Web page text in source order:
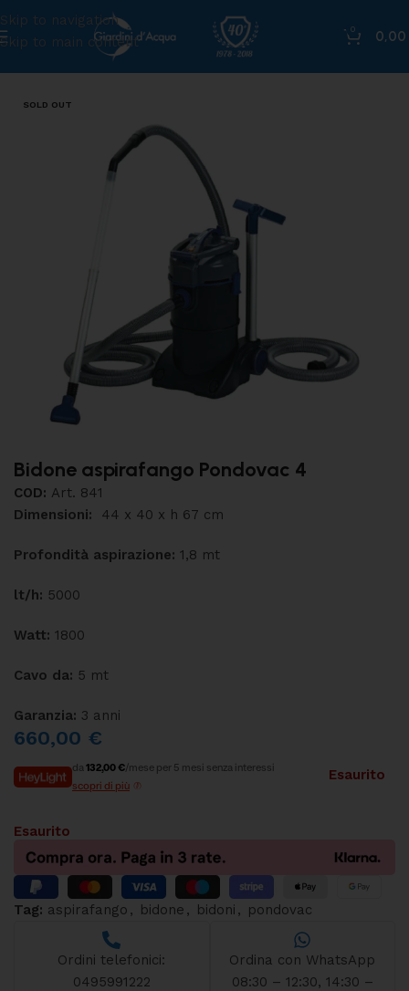
Skip to navigation
Skip to main content
0
0,00
SOLD OUT
Bidone aspirafango Pondovac 4
COD: Art. 841
Dimensioni:
44 x 40 x h 67 cm
Profondità aspirazione: 1,8 mt
lt/h: 5000
Watt: 1800
Cavo da: 5 mt
Garanzia: 3 anni
660,00 €
da 132,00 €/mese per 5 mesi senza interessi
scopri di più
Esaurito
Esaurito
Tag: aspirafango , bidone , bidoni , pondovac
Ordini telefonici:
0495991222
Ordina con WhatsApp
08:30 – 12:30, 14:30 –